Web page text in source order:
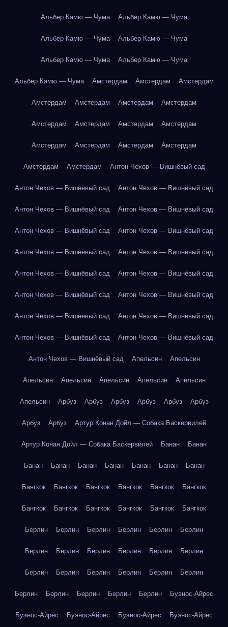
Альбер Камю — Чума Альбер Камю — Чума
Альбер Камю — Чума Альбер Камю — Чума
Альбер Камю — Чума Альбер Камю — Чума
Альбер Камю — Чума Амстердам Амстердам Амстердам
Амстердам Амстердам Амстердам Амстердам
Амстердам Амстердам Амстердам Амстердам
Амстердам Амстердам Амстердам Амстердам
Амстердам Амстердам Антон Чехов — Вишнёвый сад
Антон Чехов — Вишнёвый сад Антон Чехов — Вишнёвый сад
Антон Чехов — Вишнёвый сад Антон Чехов — Вишнёвый сад
Антон Чехов — Вишнёвый сад Антон Чехов — Вишнёвый сад
Антон Чехов — Вишнёвый сад Антон Чехов — Вишнёвый сад
Антон Чехов — Вишнёвый сад Антон Чехов — Вишнёвый сад
Антон Чехов — Вишнёвый сад Антон Чехов — Вишнёвый сад
Антон Чехов — Вишнёвый сад Антон Чехов — Вишнёвый сад
Антон Чехов — Вишнёвый сад Антон Чехов — Вишнёвый сад
Антон Чехов — Вишнёвый сад Апельсин Апельсин
Апельсин Апельсин Апельсин Апельсин Апельсин
Апельсин Арбуз Арбуз Арбуз Арбуз Арбуз Арбуз
Арбуз Арбуз Артур Конан Дойл — Собака Баскервилей
Артур Конан Дойл — Собака Баскервилей Банан Банан
Банан Банан Банан Банан Банан Банан Банан
Бангкок Бангкок Бангкок Бангкок Бангкок Бангкок
Бангкок Бангкок Бангкок Бангкок Бангкок Бангкок
Берлин Берлин Берлин Берлин Берлин Берлин
Берлин Берлин Берлин Берлин Берлин Берлин
Берлин Берлин Берлин Берлин Берлин Берлин
Берлин Берлин Берлин Берлин Берлин Буэнос-Айрес
Буэнос-Айрес Буэнос-Айрес Буэнос-Айрес Буэнос-Айрес